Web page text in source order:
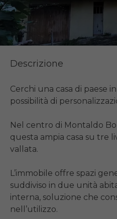
Descrizione
Cerchi una casa di paese
possibilità di
Nel centro di Montaldo
questa ampia casa su tre
vallata.
L’immobile offre spazi
suddiviso in due unità
interna, soluzione che
nell’utilizzo.